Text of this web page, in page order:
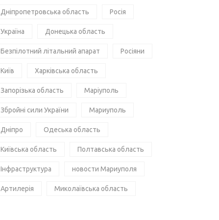
Дніпропетровська область Росія
Україна Донецька область
Безпілотний літальний апарат Росіяни
Київ Харківська область
Запорізька область Маріуполь
Збройні сили України Мариуполь
Дніпро Одеська область
Київська область Полтавська область
Інфраструктура новости Мариуполя
Артилерія Миколаївська область